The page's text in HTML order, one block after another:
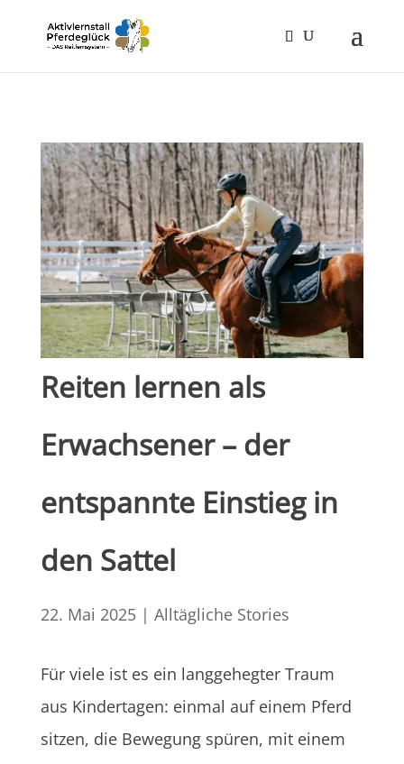
Reiten lernen als
Erwachsener – der
entspannte Einstieg in
den Sattel
22. Mai 2025| Alltägliche Stories
Für viele ist es ein langgehegter Traum
aus Kindertagen: einmal auf einem Pferd
sitzen, die Bewegung spüren, mit einem